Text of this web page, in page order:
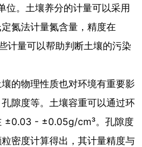
。土壤养分的计量可以采用
氮法计量氮含量，精度在
计量可以帮助判断土壤的污染
壤的物理性质也对环境有重要影
隙度等。土壤容重可以通过环
±0.03 - ±0.05g/cm³。孔隙度
密度计算得出，其计量精度与